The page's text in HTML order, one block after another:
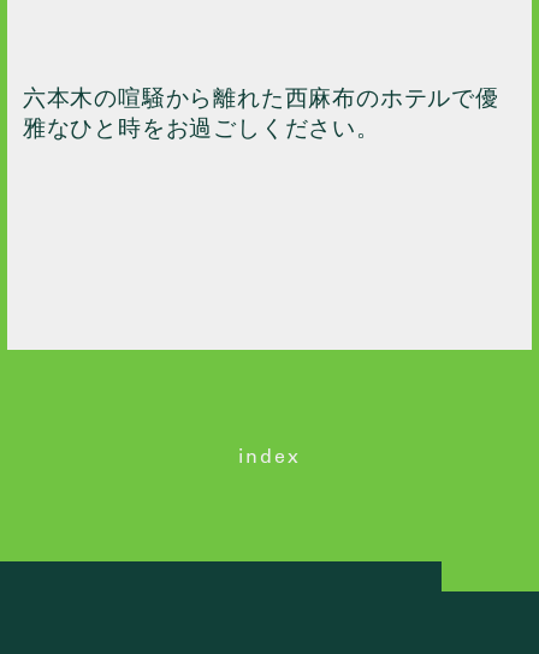
六本木の喧騒から離れた西麻布のホテルで優
雅なひと時をお過ごしください。
index